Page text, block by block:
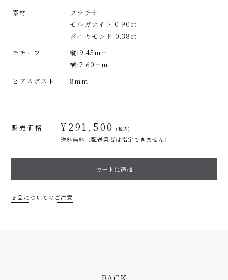
素材
プラチナ
モルガナイト 0.90ct
ダイヤモンド 0.38ct
モチーフ
縦:9.45mm
横:7.60mm
ピアスポスト
8mm
販売価格 ¥291,500 (税込)
送料無料（配送業者は指定できません）
PINK
個
カートに追加
商品についてのご注意